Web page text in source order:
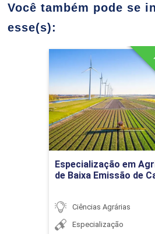
BIOTECNOLOGIAS
APLICADAS AO
30
CARACTERÍSTICAS
GADO LEITEIRO
Você também pode se
esse(s):
Especialização em
de Baixa Emissão de
Ciências Agrárias
Especialização
Agricultura
Emissão de
Detalhes do